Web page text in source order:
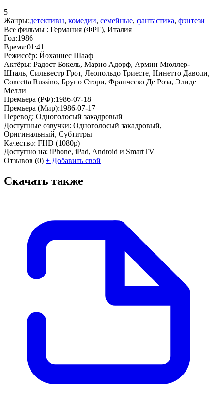
5
Жанры:детективы, комедии, семейные, фантастика, фэнтези
Все фильмы : Германия (ФРГ), Италия
Год:1986
Время:01:41
Режиссёр: Йоханнес Шааф
Актёры: Радост Бокель, Марио Адорф, Армин Мюллер-
Шталь, Сильвестр Грот, Леопольдо Триесте, Нинетто Даволи,
Concetta Russino, Бруно Стори, Франческо Де Роза, Элиде
Мелли
Премьера (РФ):1986-07-18
Премьера (Мир):1986-07-17
Перевод: Одноголосый закадровый
Доступные озвучки: Одноголосый закадровый,
Оригинальный, Субтитры
Качество: FHD (1080p)
Доступно на: iPhone, iPad, Android и SmartTV
Отзывов (0) + Добавить свой
Скачать также